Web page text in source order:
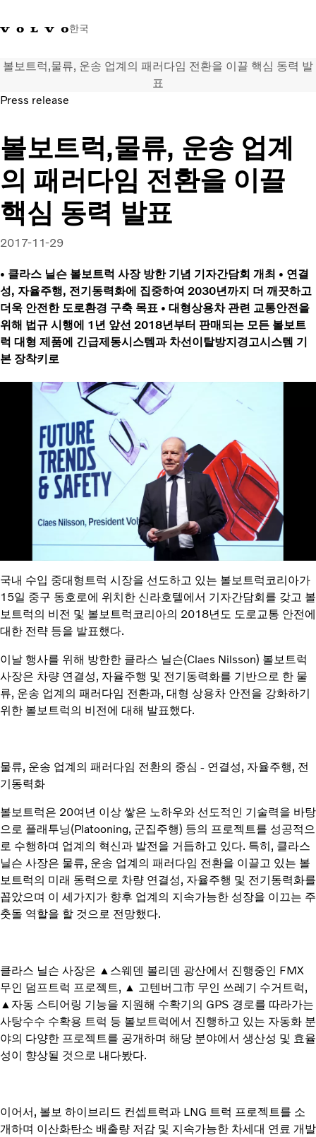
한국
+0800381000 한국
제품 정보
서비스
네트워크
뉴스
회사 소개
채용
바이킹뉴스 매거진
중고트럭
볼보트럭,물류, 운송 업계의 패러다임 전환을 이끌 핵심 동력 발
표
Press release
볼보트럭,물류, 운송 업계
의 패러다임 전환을 이끌
핵심 동력 발표
2017-11-29
• 클라스 닐슨 볼보트럭 사장 방한 기념 기자간담회 개최 • 연결
성, 자율주행, 전기동력화에 집중하여 2030년까지 더 깨끗하고
더욱 안전한 도로환경 구축 목표 • 대형상용차 관련 교통안전을
위해 법규 시행에 1년 앞선 2018년부터 판매되는 모든 볼보트
럭 대형 제품에 긴급제동시스템과 차선이탈방지경고시스템 기
본 장착키로
국내 수입 중대형트럭 시장을 선도하고 있는 볼보트럭코리아가
15일 중구 동호로에 위치한 신라호텔에서 기자간담회를 갖고 볼
보트럭의 비전 및 볼보트럭코리아의 2018년도 도로교통 안전에
대한 전략 등을 발표했다.
이날 행사를 위해 방한한 클라스 닐슨(Claes Nilsson) 볼보트럭
사장은 차량 연결성, 자율주행 및 전기동력화를 기반으로 한 물
류, 운송 업계의 패러다임 전환과, 대형 상용차 안전을 강화하기
위한 볼보트럭의 비전에 대해 발표했다.
물류, 운송 업계의 패러다임 전환의 중심 - 연결성, 자율주행, 전
기동력화
볼보트럭은 20여년 이상 쌓은 노하우와 선도적인 기술력을 바탕
으로 플래투닝(Platooning, 군집주행) 등의 프로젝트를 성공적으
로 수행하며 업계의 혁신과 발전을 거듭하고 있다. 특히, 클라스
닐슨 사장은 물류, 운송 업계의 패러다임 전환을 이끌고 있는 볼
보트럭의 미래 동력으로 차량 연결성, 자율주행 및 전기동력화를
꼽았으며 이 세가지가 향후 업계의 지속가능한 성장을 이끄는 주
춧돌 역할을 할 것으로 전망했다.
클라스 닐슨 사장은 ▲스웨덴 볼리덴 광산에서 진행중인 FMX
무인 덤프트럭 프로젝트, ▲ 고텐버그市 무인 쓰레기 수거트럭,
▲자동 스티어링 기능을 지원해 수확기의 GPS 경로를 따라가는
사탕수수 수확용 트럭 등 볼보트럭에서 진행하고 있는 자동화 분
야의 다양한 프로젝트를 공개하며 해당 분야에서 생산성 및 효율
성이 향상될 것으로 내다봤다.
이어서, 볼보 하이브리드 컨셉트럭과 LNG 트럭 프로젝트를 소
개하며 이산화탄소 배출량 저감 및 지속가능한 차세대 연료 개발